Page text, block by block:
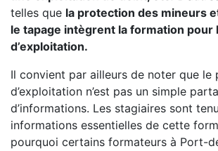
telles que la protection des mineurs
le tapage intègrent la formation pour
d’exploitation.
Il convient par ailleurs de noter que le
d’exploitation n’est pas un simple
d’informations. Les stagiaires sont
informations essentielles de cette
pourquoi certains formateurs à Port-